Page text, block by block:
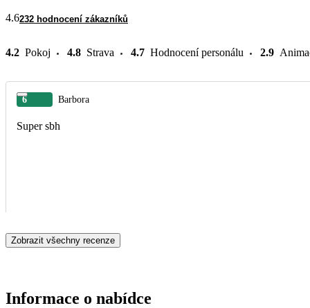
4.6232 hodnocení zákazníků
4.2 Pokoj 4.8 Strava 4.7 Hodnocení personálu 2.9
6 Barbora
Super sbh
Zobrazit všechny recenze
Informace o nabídce